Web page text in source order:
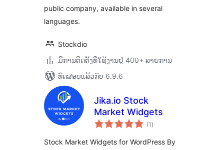
public company, available in several
languages.
Stockdio
ມີການຕິດຕັ້ງທີ່ໃຊ້ງານຢູ່ 400+ ລາຍການ
ທົດສອບແລ້ວກັບ 6.9.6
Jika.io Stock
Market Widgets
(1 ຄະແນນ
ທັງໝົດ
)
Stock Market Widgets for WordPress By